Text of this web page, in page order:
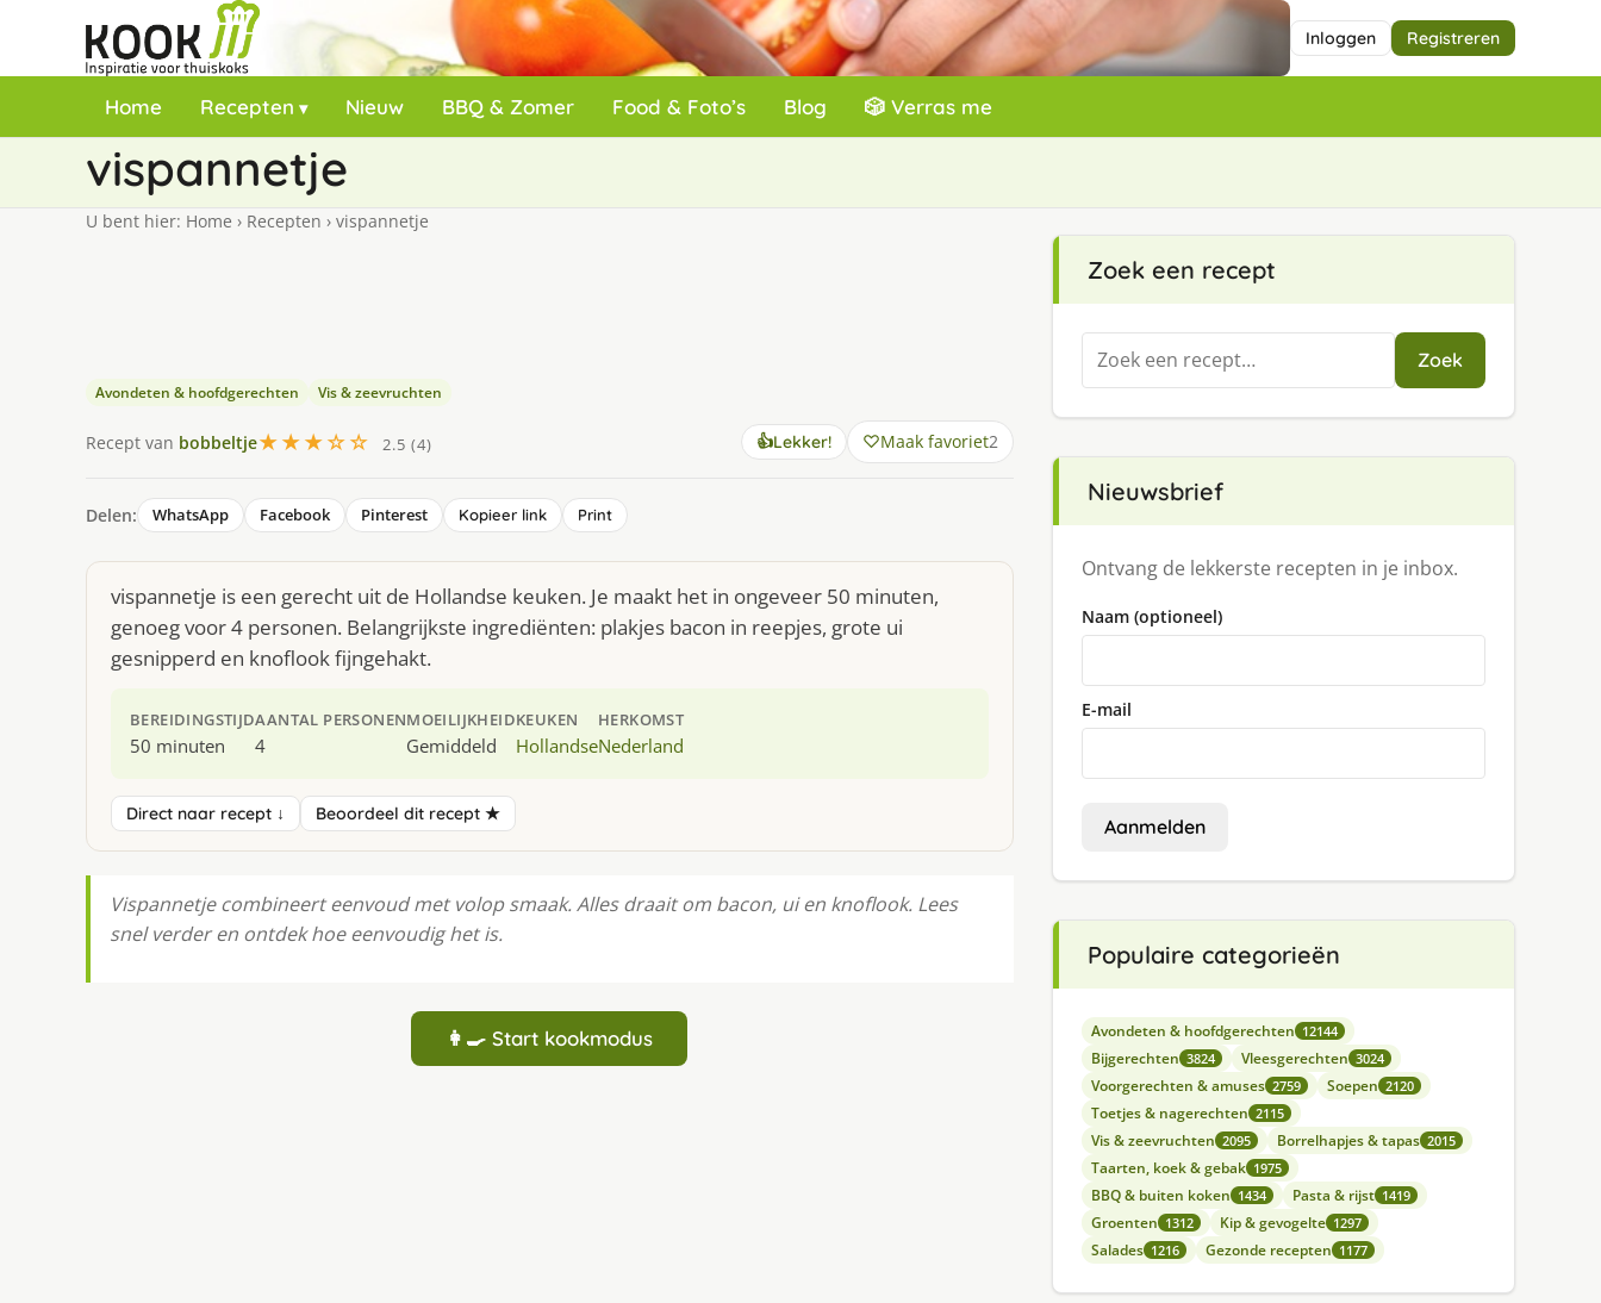
Inloggen Registreren
Home Recepten Nieuw BBQ & Zomer Food & Foto’s Blog 🎲 Verras me
vispannetje
U bent hier: Home › Recepten › vispannetje
Avondeten & hoofdgerechten Vis & zeevruchten
Recept van bobbeltje★★★☆☆ 2.5 (4) 👍Lekker! Maak favoriet2
Delen: WhatsApp Facebook Pinterest Kopieer link Print
vispannetje is een gerecht uit de Hollandse keuken. Je maakt het in ongeveer 50 minuten,
genoeg voor 4 personen. Belangrijkste ingrediënten: plakjes bacon in reepjes, grote ui
gesnipperd en knoflook fijngehakt.
BEREIDINGSTIJD
50 minuten
AANTAL PERSONEN
4
MOEILIJKHEID
Gemiddeld
KEUKEN
Hollandse
HERKOMST
Nederland
Direct naar recept ↓ Beoordeel dit recept ★
Vispannetje combineert eenvoud met volop smaak. Alles draait om bacon, ui en knoflook. Lees
snel verder en ontdek hoe eenvoudig het is.
👩‍🍳 Start kookmodus
Zoek een recept
Zoeken
naar:
Zoek
Nieuwsbrief
Ontvang de lekkerste recepten in je inbox.
Naam (optioneel)
E-mail
Aanmelden
Populaire categorieën
Avondeten & hoofdgerechten 12144
Bijgerechten 3824 Vleesgerechten 3024
Voorgerechten & amuses 2759 Soepen 2120
Toetjes & nagerechten 2115
Vis & zeevruchten 2095 Borrelhapjes & tapas 2015
Taarten, koek & gebak 1975
BBQ & buiten koken 1434 Pasta & rijst 1419
Groenten 1312 Kip & gevogelte 1297
Salades 1216 Gezonde recepten 1177